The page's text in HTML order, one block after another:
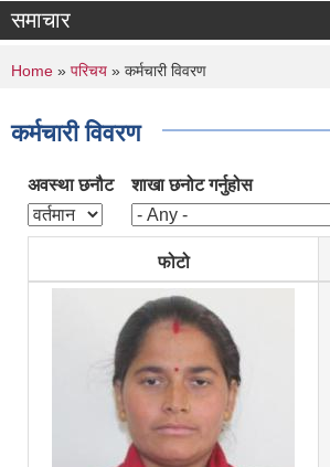
समाचार
You are here
Home » परिचय » कर्मचारी विवरण
कर्मचारी विवरण
अवस्था छनौट शाखा छनोट गर्नुहोस
फोटो